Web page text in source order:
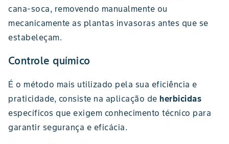
cana-soca, removendo manualmente ou
mecanicamente as plantas invasoras antes que se
estabeleçam.
Controle químico
É o método mais utilizado pela sua eficiência e
praticidade, consiste na aplicação de herbicidas
específicos que exigem conhecimento técnico para
garantir segurança e eficácia.